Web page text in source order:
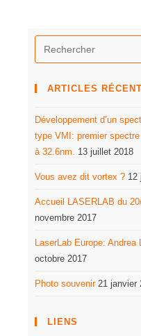
ARTICLES
Développement d’un
type VMI: premier
à 32.6nm. 13 juillet 2018
Vous avez dit vortex ? 12
Accueil LASERLAB du
novembre 2017
LaserLab Europe: Andrea
octobre 2017
Photo souvenir 21 janvier
LIENS